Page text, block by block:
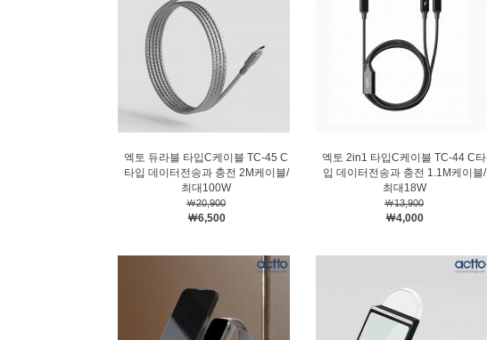
엑토 듀라블 타입C케이블 TC-45 C
타입 데이터전송과 충전 2M케이블/
최대100W
￦20,900
￦6,500
엑토 2in1 타입C케이블 TC-44 C타
입 데이터전송과 충전 1.1M케이블/
최대18W
￦13,900
￦4,000